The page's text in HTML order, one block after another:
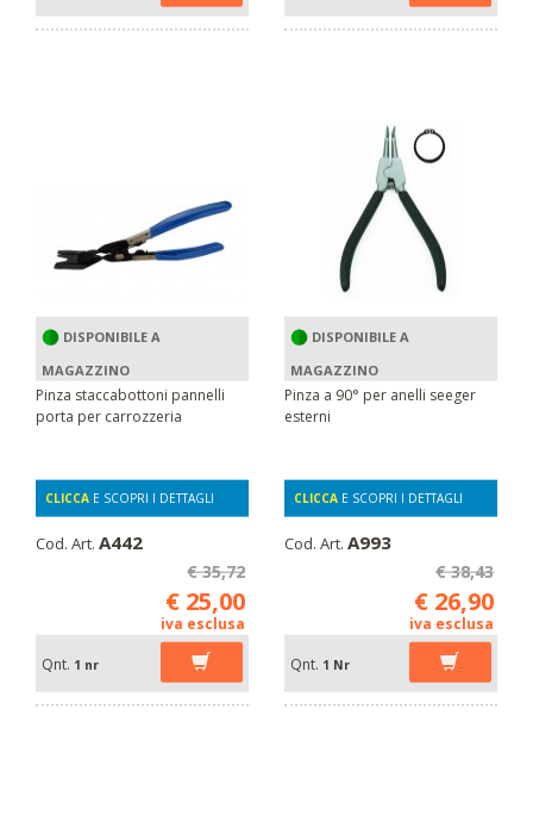
DISPONIBILE A
MAGAZZINO
Pinza staccabottoni pannelli
porta per carrozzeria
CLICCA E SCOPRI I DETTAGLI
Cod. Art. A442
€ 35,72
€ 25,00
iva esclusa
Qnt. 1 nr
DISPONIBILE A
MAGAZZINO
Pinza a 90° per anelli seeger
esterni
CLICCA E SCOPRI I DETTAGLI
Cod. Art. A993
€ 38,43
€ 26,90
iva esclusa
Qnt. 1 Nr